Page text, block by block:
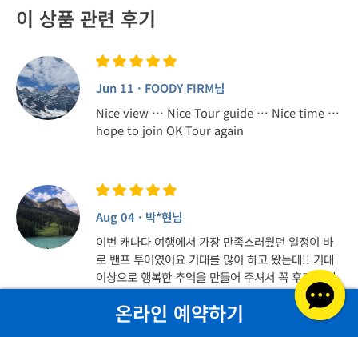
온라인 예약하기
이 상품 관련 후기
Jun 11 · FOODY FIRM님
Nice view … Nice Tour guide … Nice time …
hope to join OK Tour again
Aug 04 · 박*현님
이번 캐나다 여행에서 가장 만족스러웠던 일정이 바
로 밴프 투어였어요 기대를 많이 하고 왔는데!! 기대
이상으로 행복한 추억을 만들어 주셔서 꼭 후기를 남
기고 싶었어요^^ 무엇보다 안드레아 가이드님께 진
심으로 감사드려요 밴프는 이동거리가 길어서 자칫